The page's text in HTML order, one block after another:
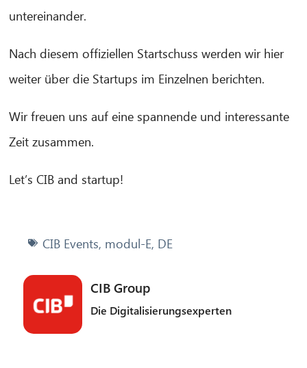
untereinander.
Nach diesem offiziellen Startschuss werden wir hier
weiter über die Startups im Einzelnen berichten.
Wir freuen uns auf eine spannende und interessante
Zeit zusammen.
Let’s CIB and startup!
CIB Events, modul-E, DE
CIB Group
Die Digitalisierungsexperten